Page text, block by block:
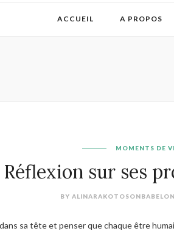
ACCUEIL A PROPOS
MOMENTS DE
Réflexion sur ses
BY ALINARAKOTOSONBABELON
sa tête et penser que chaque être